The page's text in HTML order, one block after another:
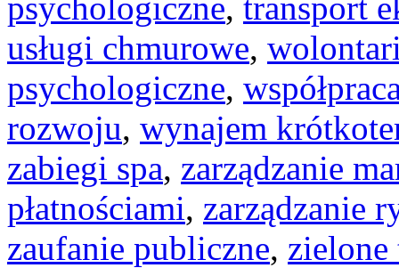
usługi chmurowe,
psychologiczne,
rozwoju, wynajem
zabiegi spa, zarządzanie
płatnościami, zarządzanie
zaufanie publiczne, zielone